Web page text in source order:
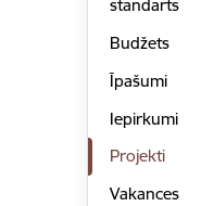
standarts
Budžets
Īpašumi
Iepirkumi
Projekti
Vakances